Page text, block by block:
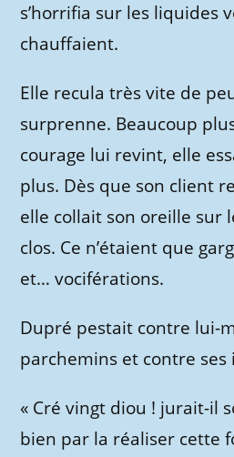
s’horrifia sur les liquides
chauffaient.
Elle recula très vite de
surprenne. Beaucoup
courage lui revint, elle
plus. Dès que son client
elle collait son oreille sur
clos. Ce n’étaient que
et… vociférations.
Dupré pestait contre lui-
parchemins et contre
« Cré vingt diou ! jurait-il
bien par la réaliser cette